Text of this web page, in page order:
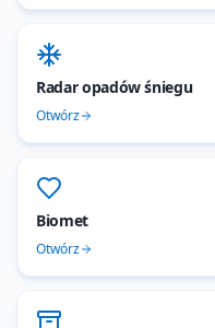
Radar opadów śniegu
Otwórz
Biomet
Otwórz